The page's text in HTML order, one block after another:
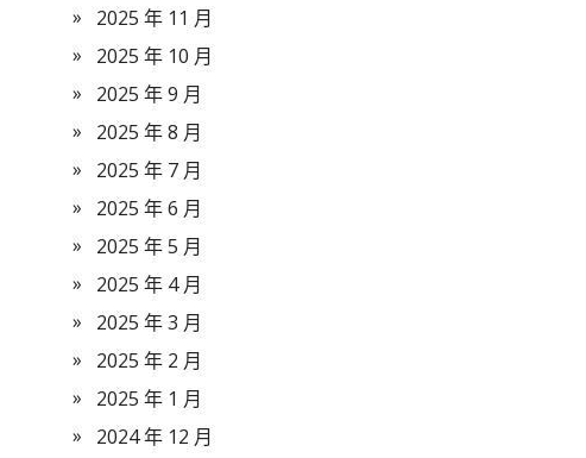
2025 年 11 月
2025 年 10 月
2025 年 9 月
2025 年 8 月
2025 年 7 月
2025 年 6 月
2025 年 5 月
2025 年 4 月
2025 年 3 月
2025 年 2 月
2025 年 1 月
2024 年 12 月